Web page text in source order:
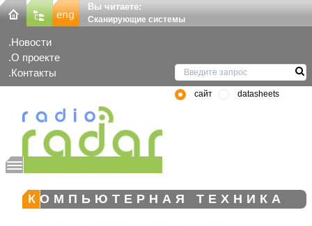
Вы читаете:
Сканирующие системы
Новости
О проекте
Контакты
сайт datasheets
КОМПЬЮТЕРНАЯ ТЕХНИКА